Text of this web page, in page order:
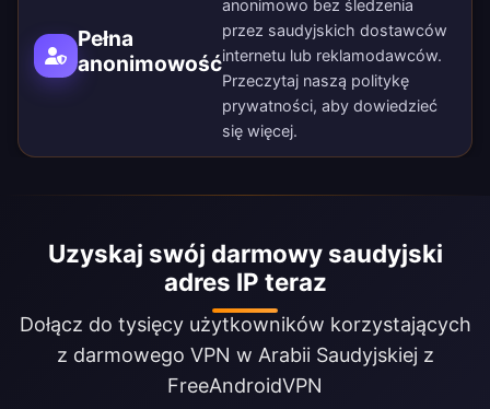
Pełna
anonimowość
anonimowo bez śledzenia
przez saudyjskich dostawców
internetu lub reklamodawców.
Przeczytaj naszą politykę
prywatności, aby dowiedzieć
się więcej.
Uzyskaj swój darmowy saudyjski
adres IP teraz
Dołącz do tysięcy użytkowników korzystających
z darmowego VPN w Arabii Saudyjskiej z
FreeAndroidVPN